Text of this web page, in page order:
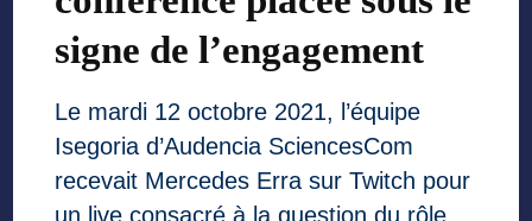
signe de l’engagement
Le mardi 12 octobre 2021, l’équipe
Isegoria d’Audencia SciencesCom
recevait Mercedes Erra sur Twitch pour
un live consacré à la question du rôle